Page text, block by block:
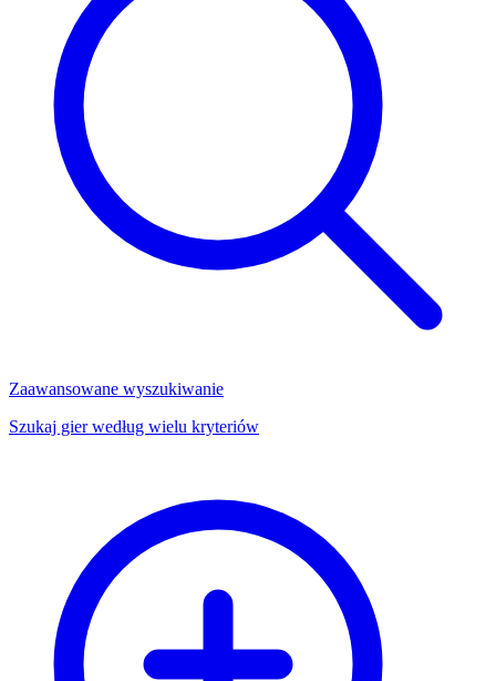
Zaawansowane wyszukiwanie
Szukaj gier według wielu kryteriów